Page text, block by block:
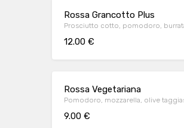
Rossa Grancotto Plus
Prosciutto cotto, pomodoro,
12.00 €
Rossa Vegetariana
Pomodoro, mozzarella, olive
9.00 €